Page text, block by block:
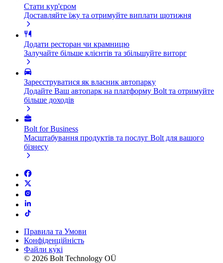
Стати кур'єром
Доставляйте їжу та отримуйте виплати щотижня
Додати ресторан чи крамницю
Залучайте більше клієнтів та збільшуйте виторг
Зареєструватися як власник автопарку
Додайте Ваш автопарк на платформу Bolt та отримуйте
більше доходів
Bolt for Business
Масштабування продуктів та послуг Bolt для вашого
бізнесу
Правила та Умови
Конфіденційність
Файли ку́кі
© 2026 Bolt Technology OÜ